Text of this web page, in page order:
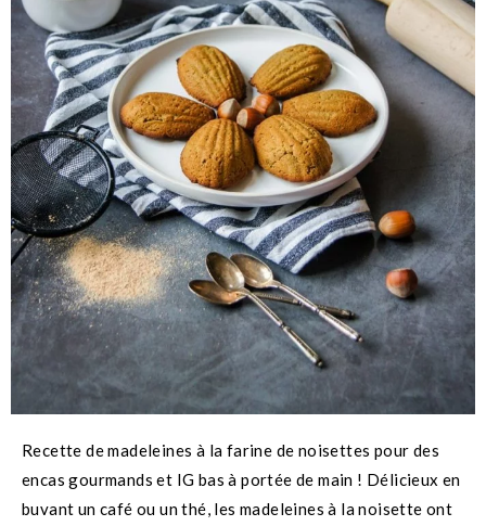
Recette de madeleines à la farine de noisettes pour des
encas gourmands et IG bas à portée de main ! Délicieux en
buvant un café ou un thé, les madeleines à la noisette ont